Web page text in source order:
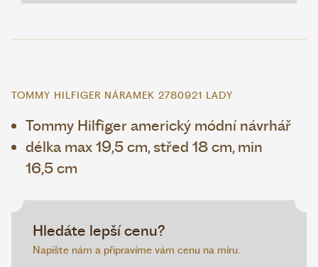
TOMMY HILFIGER NÁRAMEK 2780921 LADY
Tommy Hilfiger americký módní návrhář
délka max 19,5 cm, střed 18 cm, min
16,5 cm
Hledáte lepší cenu?
Napište nám a připravíme vám cenu na míru.